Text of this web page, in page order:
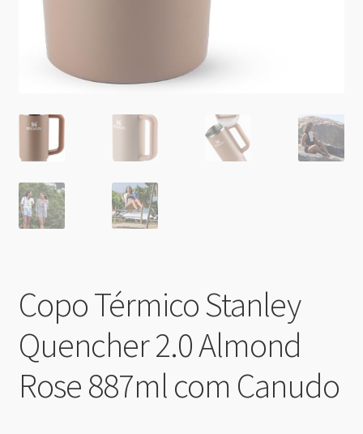
Copo Térmico Stanley
Quencher 2.0 Almond
Rose 887ml com Canudo